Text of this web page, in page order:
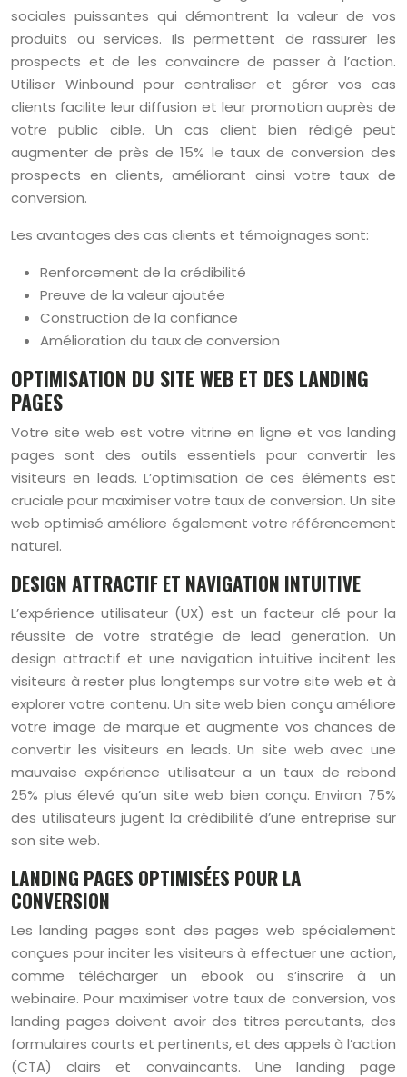
sociales puissantes qui démontrent la valeur de vos
produits ou services. Ils permettent de rassurer les
prospects et de les convaincre de passer à l’action.
Utiliser Winbound pour centraliser et gérer vos cas
clients facilite leur diffusion et leur promotion auprès de
votre public cible. Un cas client bien rédigé peut
augmenter de près de 15% le taux de conversion des
prospects en clients, améliorant ainsi votre taux de
conversion.
Les avantages des cas clients et témoignages sont:
Renforcement de la crédibilité
Preuve de la valeur ajoutée
Construction de la confiance
Amélioration du taux de conversion
OPTIMISATION DU SITE WEB ET DES LANDING
PAGES
Votre site web est votre vitrine en ligne et vos landing
pages sont des outils essentiels pour convertir les
visiteurs en leads. L’optimisation de ces éléments est
cruciale pour maximiser votre taux de conversion. Un site
web optimisé améliore également votre référencement
naturel.
DESIGN ATTRACTIF ET NAVIGATION INTUITIVE
L’expérience utilisateur (UX) est un facteur clé pour la
réussite de votre stratégie de lead generation. Un
design attractif et une navigation intuitive incitent les
visiteurs à rester plus longtemps sur votre site web et à
explorer votre contenu. Un site web bien conçu améliore
votre image de marque et augmente vos chances de
convertir les visiteurs en leads. Un site web avec une
mauvaise expérience utilisateur a un taux de rebond
25% plus élevé qu’un site web bien conçu. Environ 75%
des utilisateurs jugent la crédibilité d’une entreprise sur
son site web.
LANDING PAGES OPTIMISÉES POUR LA
CONVERSION
Les landing pages sont des pages web spécialement
conçues pour inciter les visiteurs à effectuer une action,
comme télécharger un ebook ou s’inscrire à un
webinaire. Pour maximiser votre taux de conversion, vos
landing pages doivent avoir des titres percutants, des
formulaires courts et pertinents, et des appels à l’action
(CTA) clairs et convaincants. Une landing page